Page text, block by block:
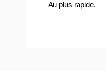
Au plus rapide.